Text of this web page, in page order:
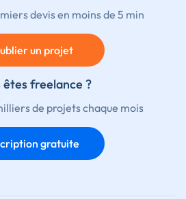
devis en moins de 5 min
un projet
êtes freelance ?
de projets chaque mois
gratuite